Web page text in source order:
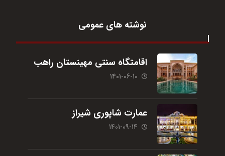
نوشته های عمومی
اقامتگاه سنتی مهینستان راهب
1401-06-10
عمارت شاپوری شیراز
1401-09-14